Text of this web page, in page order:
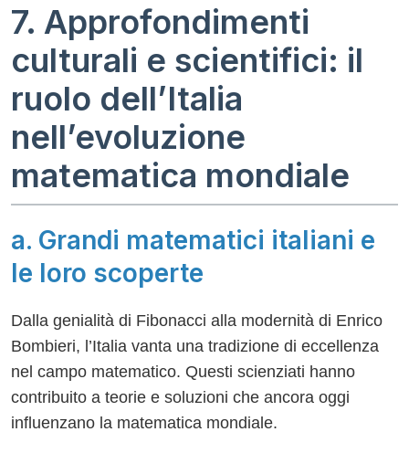
7. Approfondimenti
culturali e scientifici: il
ruolo dell’Italia
nell’evoluzione
matematica mondiale
a. Grandi matematici italiani e
le loro scoperte
Dalla genialità di Fibonacci alla modernità di Enrico
Bombieri, l’Italia vanta una tradizione di eccellenza
nel campo matematico. Questi scienziati hanno
contribuito a teorie e soluzioni che ancora oggi
influenzano la matematica mondiale.